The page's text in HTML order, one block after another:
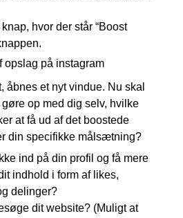
hvor der står “Boost
åbnes et nyt vindue. Nu skal
op med dig selv, hvilke
at få ud af det boostede
din specifikke målsætning?
ind på din profil og få mere
indhold i form af likes,
delinger?
dit website? (Muligt at